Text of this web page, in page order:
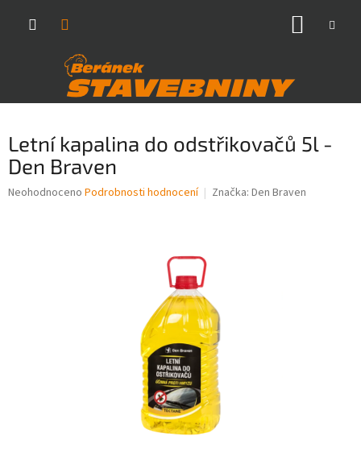
Letní kapalina do odstřikovačů 5l -
Den Braven
Průměrné
Neohodnoceno Podrobnosti hodnocení Značka: Den Braven